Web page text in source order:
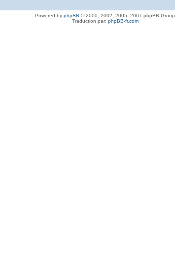
Powered by phpBB © 2000, 2002, 2005, 2007 phpBB Group
Traduction par: phpBB-fr.com